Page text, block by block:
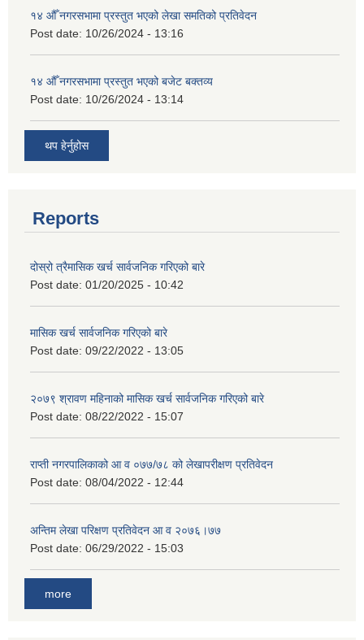
१४ औँ नगरसभामा प्रस्तुत भएको लेखा समतिको प्रतिवेदन
Post date: 10/26/2024 - 13:16
१४ औँ नगरसभामा प्रस्तुत भएको बजेट बक्तव्य
Post date: 10/26/2024 - 13:14
थप हेर्नुहोस
Reports
दोस्रो त्रैमासिक खर्च सार्वजनिक गरिएको बारे
Post date: 01/20/2025 - 10:42
मासिक खर्च सार्वजनिक गरिएको बारे
Post date: 09/22/2022 - 13:05
२०७९ श्रावण महिनाको मासिक खर्च सार्वजनिक गरिएको बारे
Post date: 08/22/2022 - 15:07
राप्ती नगरपालिकाको आ व ०७७/७८ को लेखापरीक्षण प्रतिवेदन
Post date: 08/04/2022 - 12:44
अन्तिम लेखा परिक्षण प्रतिवेदन आ व २०७६।७७
Post date: 06/29/2022 - 15:03
more